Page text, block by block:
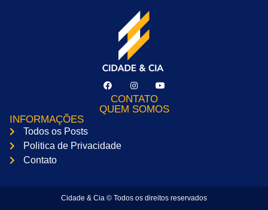
CONTATO
QUEM SOMOS
INFORMAÇÕES
Todos os Posts
Politica de Privacidade
Contato
Cidade & Cia © Todos os direitos reservados